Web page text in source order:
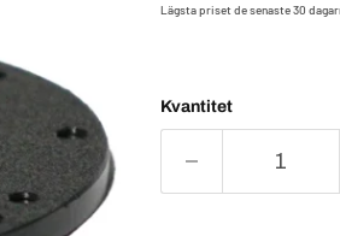
Lägsta priset de senaste 30
Kvantitet